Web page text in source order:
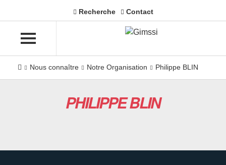
Recherche Contact
Nous connaître Notre Organisation Philippe BLIN
PHILIPPE BLIN